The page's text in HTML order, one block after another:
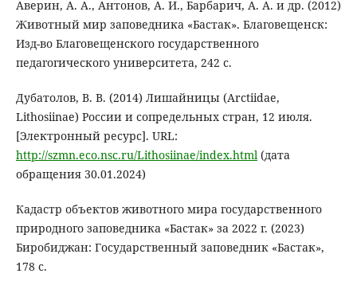
Аверин, А. А., Антонов, А. И., Барбарич, А. А. и др. (2012)
Животный мир заповедника «Бастак». Благовещенск:
Изд-во Благовещенского государственного
педагогического университета, 242 с.
Дубатолов, В. В. (2014) Лишайницы (Arctiidae,
Lithosiinae) России и сопредельных стран, 12 июля.
[Электронный ресурс]. URL:
http://szmn.eco.nsc.ru/Lithosiinae/index.html(дата
обращения 30.01.2024)
Кадастр объектов животного мира государственного
природного заповедника «Бастак» за 2022 г. (2023)
Биробиджан: Государственный заповедник «Бастак»,
178 с.